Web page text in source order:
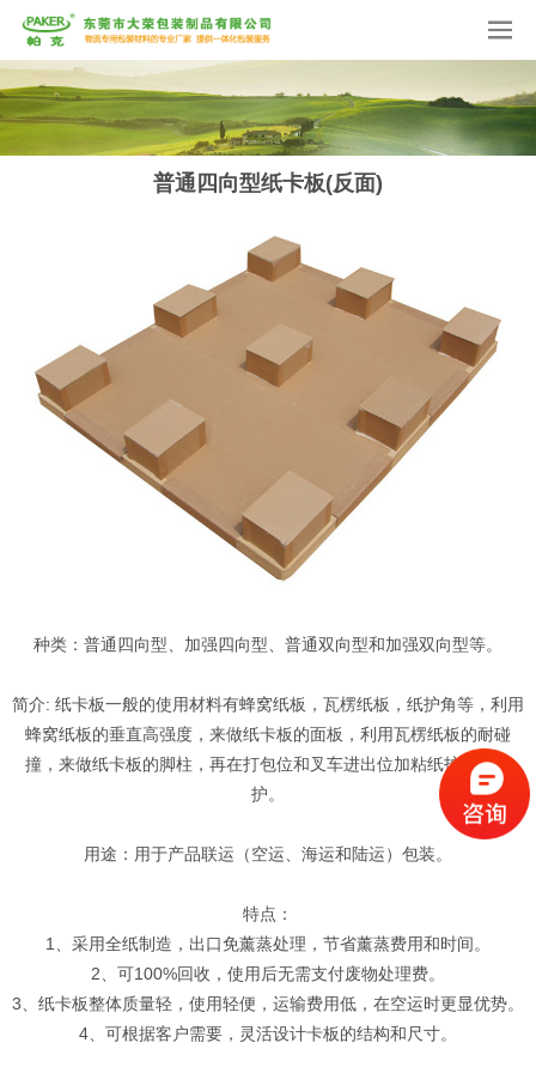
普通四向型纸卡板(反面)
种类：普通四向型、加强四向型、普通双向型和加强双向型等。
简介: 纸卡板一般的使用材料有蜂窝纸板，瓦楞纸板，纸护角等，利用
蜂窝纸板的垂直高强度，来做纸卡板的面板，利用瓦楞纸板的耐碰
撞，来做纸卡板的脚柱，再在打包位和叉车进出位加粘纸护角作保
护。
用途：用于产品联运（空运、海运和陆运）包装。
特点：
1、采用全纸制造，出口免薰蒸处理，节省薰蒸费用和时间。
2、可100%回收，使用后无需支付废物处理费。
3、纸卡板整体质量轻，使用轻便，运输费用低，在空运时更显优势。
4、可根据客户需要，灵活设计卡板的结构和尺寸。